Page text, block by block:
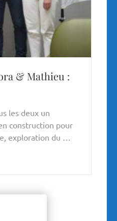
& Mathieu :
les deux un
construction pour
exploration du …